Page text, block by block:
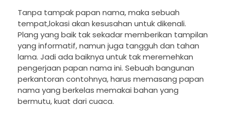
Tanpa tampak papan nama, maka sebuah
tempat,lokasi akan kesusahan untuk dikenali.
Plang yang baik tak sekadar memberikan tampilan
yang informatif, namun juga tangguh dan tahan
lama. Jadi ada baiknya untuk tak meremehkan
pengerjaan papan nama ini. Sebuah bangunan
perkantoran contohnya, harus memasang papan
nama yang berkelas memakai bahan yang
bermutu, kuat dari cuaca.